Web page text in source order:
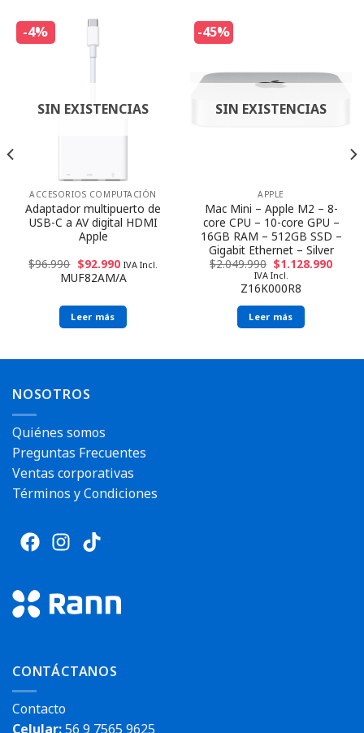
-4%
SIN EXISTENCIAS
ACCESORIOS COMPUTACIÓN
Adaptador multipuerto de
USB-C a AV digital HDMI
Apple
$96.990 $92.990 IVA Incl.
MUF82AM/A
Leer más
-45%
SIN EXISTENCIAS
APPLE
Mac Mini – Apple M2 – 8-
core CPU – 10-core GPU –
16GB RAM – 512GB SSD –
Gigabit Ethernet – Silver
$2.049.990 $1.128.990
IVA Incl.
Z16K000R8
Leer más
NOSOTROS
Quiénes somos
Preguntas Frecuentes
Ventas corporativas
Términos y Condiciones
CONTÁCTANOS
Contacto
Celular:56 9 7565 9625